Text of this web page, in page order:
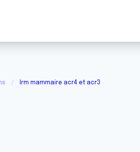
Irm mammaire acr4 et acr3